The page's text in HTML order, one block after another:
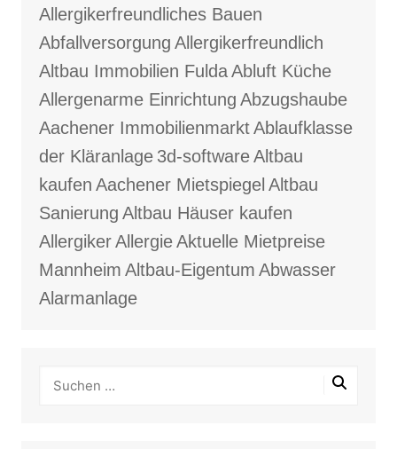
Allergikerfreundliches Bauen
Abfallversorgung Allergikerfreundlich
Altbau Immobilien FuldaAbluft Küche
Allergenarme Einrichtung Abzugshaube
Aachener ImmobilienmarktAblaufklasse
der Kläranlage 3d-softwareAltbau
kaufen Aachener Mietspiegel Altbau
Sanierung Altbau Häuser kaufen
AllergikerAllergieAktuelle Mietpreise
Mannheim Altbau-Eigentum Abwasser
Alarmanlage